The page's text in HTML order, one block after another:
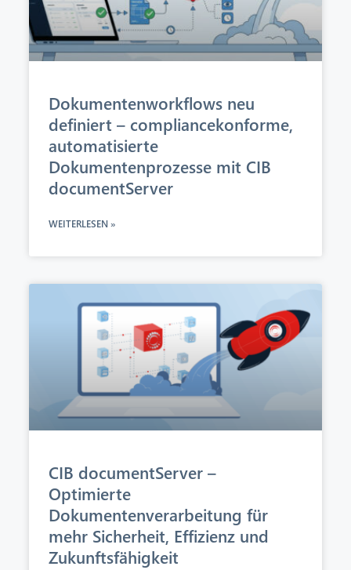
Dokumentenworkflows neu
definiert – compliancekonforme,
automatisierte
Dokumentenprozesse mit CIB
documentServer
WEITERLESEN »
CIB documentServer –
Optimierte
Dokumentenverarbeitung für
mehr Sicherheit, Effizienz und
Zukunftsfähigkeit